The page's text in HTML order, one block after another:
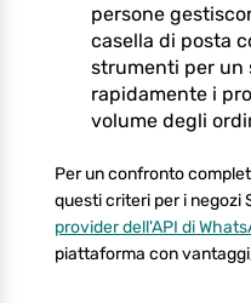
persone
casella di posta
strumenti per un
rapidamente i
volume degli
Per un confronto
questi criteri per i negozi
provider dell'API di
piattaforma con